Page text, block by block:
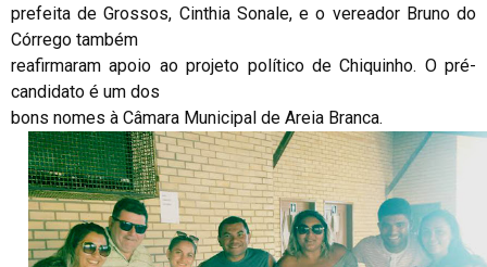
prefeita de Grossos, Cinthia Sonale, e o vereador Bruno do
Córrego também
reafirmaram apoio ao projeto político de Chiquinho. O pré-
candidato é um dos
bons nomes à Câmara Municipal de Areia Branca.